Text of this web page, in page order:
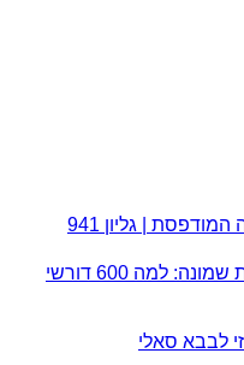
| גליון 941
המספרים המפתיעים של קריית שמונה: למה 600 דורשי
לבבא סאלי